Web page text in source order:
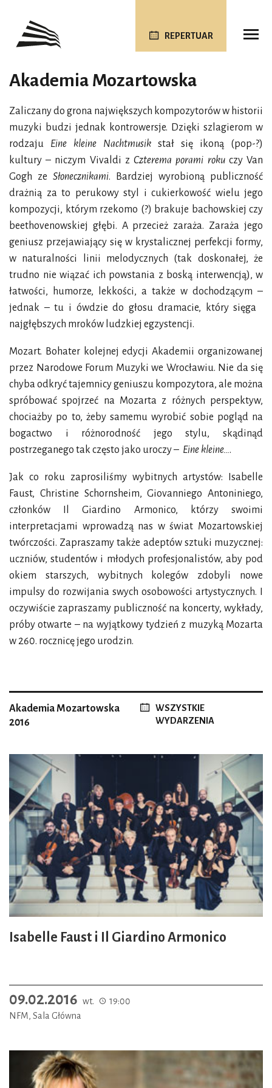
REPERTUAR
Akademia Mozartowska
Zaliczany do grona największych kompozytorów w historii
muzyki budzi jednak kontrowersje. Dzięki szlagierom w
rodzaju Eine kleine Nachtmusik stał się ikoną (pop-?)
kultury – niczym Vivaldi zCzterema porami rokuczy Van
Gogh ze Słonecznikami. Bardziej wyrobioną publiczność
drażnią za to perukowy styl i cukierkowość wielu jego
kompozycji, którym rzekomo (?) brakuje bachowskiej czy
beethovenowskiej głębi. A przecież zaraża. Zaraża jego
geniusz przejawiający się w krystalicznej perfekcji formy,
w naturalności linii melodycznych (tak doskonałej, że
trudno nie wiązać ich powstania z boską interwencją), w
łatwości, humorze, lekkości, a także w dochodzącym –
jednak – tu i ówdzie do głosu dramacie, który sięga
najgłębszych mroków ludzkiej egzystencji.
Mozart. Bohater kolejnej edycji Akademii organizowanej
przez Narodowe Forum Muzyki we Wrocławiu. Nie da się
chyba odkryć tajemnicy geniuszu kompozytora, ale można
spróbować spojrzeć na Mozarta z różnych perspektyw,
chociażby po to, żeby samemu wyrobić sobie pogląd na
bogactwo i różnorodność jego stylu, skądinąd
postrzeganego tak często jako uroczy – Eine kleine….
Jak co roku zaprosiliśmy wybitnych artystów: Isabelle
Faust, Christine Schornsheim, Giovanniego Antoniniego,
członków Il Giardino Armonico, którzy swoimi
interpretacjami wprowadzą nas w świat Mozartowskiej
twórczości. Zapraszamy także adeptów sztuki muzycznej:
uczniów, studentów i młodych profesjonalistów, aby pod
okiem starszych, wybitnych kolegów zdobyli nowe
impulsy do rozwijania swych osobowości artystycznych. I
oczywiście zapraszamy publiczność na koncerty, wykłady,
próby otwarte – na wyjątkowy tydzień z muzyką Mozarta
w 260. rocznicę jego urodzin.
Akademia Mozartowska
2016
WSZYSTKIE
WYDARZENIA
Isabelle Faust i Il Giardino Armonico
09.02.2016 wt.
19:00
NFM, Sala Główna